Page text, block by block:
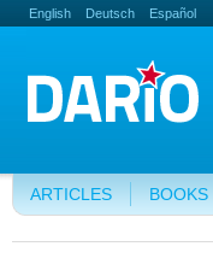
English Deutsch Español
ARTICLES BOOKS